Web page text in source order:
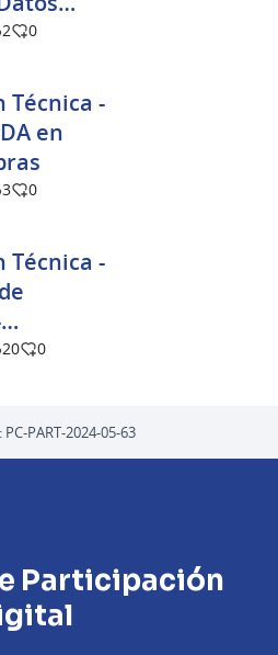
2 0
Técnica -
en
3 0
Técnica -
20 0
PART-2024-05-63
Participación